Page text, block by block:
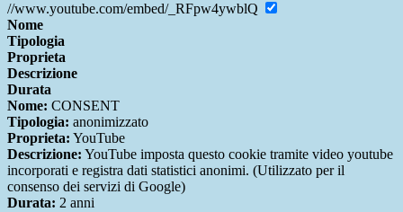
//www.youtube.com/embed/_RFpw4ywblQ
Nome
Tipologia
Proprieta
Descrizione
Durata
Nome: CONSENT
Tipologia: anonimizzato
Proprieta: YouTube
Descrizione: YouTube imposta questo cookie tramite video youtube
incorporati e registra dati statistici anonimi. (Utilizzato per il
consenso dei servizi di Google)
Durata: 2 anni